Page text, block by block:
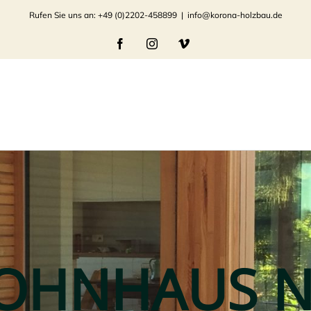
Rufen Sie uns an: +49 (0)2202-458899 | info@korona-holzbau.de
FacebookInstagramVimeo